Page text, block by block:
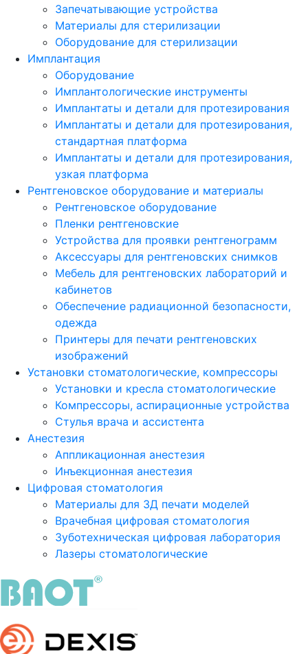
Запечатывающие устройства
Материалы для стерилизации
Оборудование для стерилизации
Имплантация
Оборудование
Имплантологические инструменты
Имплантаты и детали для протезирования
Имплантаты и детали для протезирования,
стандартная платформа
Имплантаты и детали для протезирования,
узкая платформа
Рентгеновское оборудование и материалы
Рентгеновское оборудование
Пленки рентгеновские
Устройства для проявки рентгенограмм
Аксессуары для рентгеновских снимков
Мебель для рентгеновских лабораторий и
кабинетов
Обеспечение радиационной безопасности,
одежда
Принтеры для печати рентгеновских
изображений
Установки стоматологические, компрессоры
Установки и кресла стоматологические
Компрессоры, аспирационные устройства
Стулья врача и ассистента
Анестезия
Аппликационная анестезия
Инъекционная анестезия
Цифровая стоматология
Материалы для 3Д печати моделей
Врачебная цифровая стоматология
Зуботехническая цифровая лаборатория
Лазеры стоматологические